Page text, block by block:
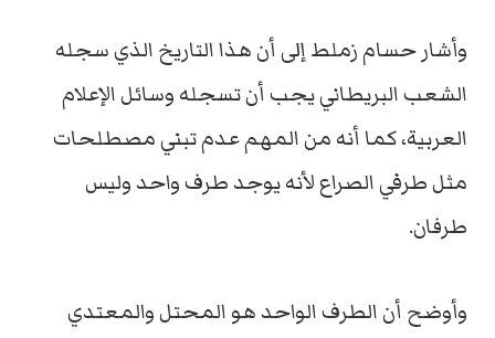
وأشار حسام زملط إلى أن هذا التاريخ الذي سجله
الشعب البريطاني يجب أن تسجله وسائل الإعلام
العربية، كما أنه من المهم عدم تبني مصطلحات
مثل طرفي الصراع لأنه يوجد طرف واحد وليس
طرفان.
وأوضح أن الطرف الواحد هو المحتل والمعتدي